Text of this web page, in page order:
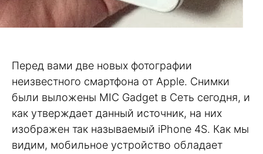
Перед вами две новых фотографии
неизвестного смартфона от Apple. Снимки
были выложены MIC Gadget в Сеть сегодня, и
как утверждает данный источник, на них
изображен так называемый iPhone 4S. Как мы
видим, мобильное устройство обладает